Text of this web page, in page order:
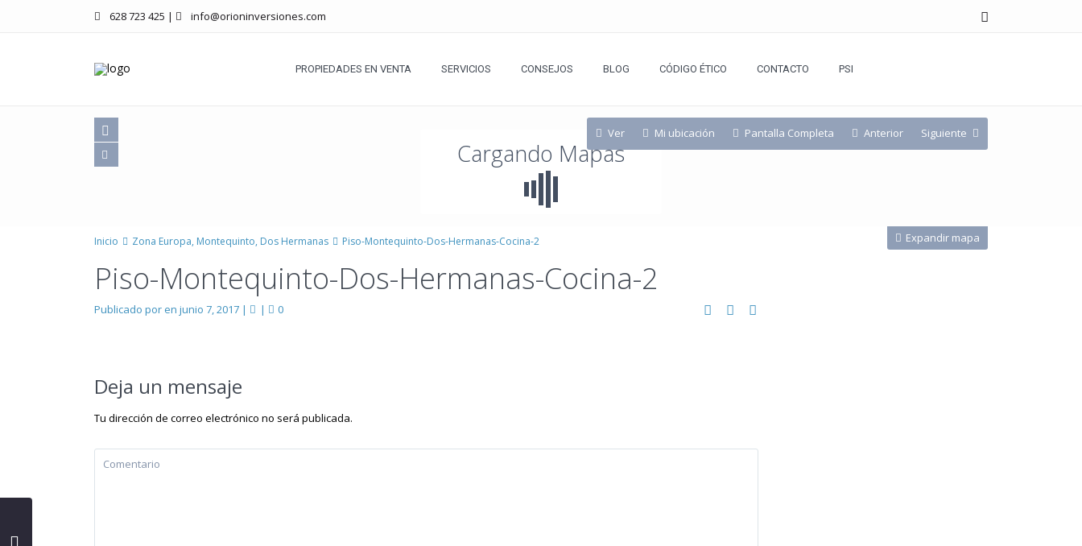
628 723 425 | info@orioninversiones.com
PROPIEDADES EN VENTA SERVICIOS CONSEJOS BLOG CÓDIGO ÉTICO CONTACTO PSI
Cargando Mapas
Expandir mapa
Ver Mi ubicación Pantalla Completa Anterior Siguiente
Inicio Zona Europa, Montequinto, Dos Hermanas Piso-Montequinto-Dos-Hermanas-Cocina-2
Piso-Montequinto-Dos-Hermanas-Cocina-2
Publicado por en junio 7, 2017 | | 0
Deja un mensaje
Tu dirección de correo electrónico no será publicada.